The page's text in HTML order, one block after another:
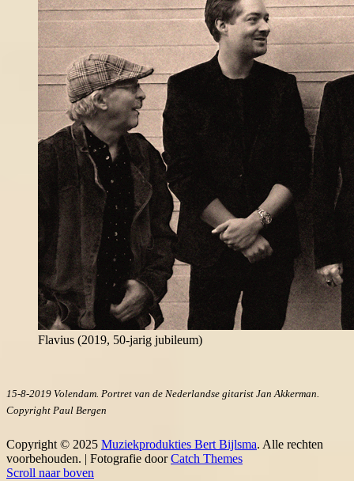
Flavius (2019, 50-jarig jubileum)
15-8-2019 Volendam. Portret van de Nederlandse gitarist Jan Akkerman.
Copyright Paul Bergen
Copyright © 2025 Muziekprodukties Bert Bijlsma. Alle rechten
voorbehouden. | Fotografie doorCatch Themes
Scroll naar boven